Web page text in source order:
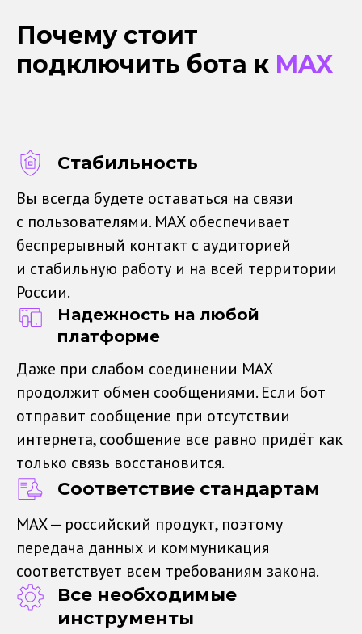
Почему стоит
подключить бота к MAX
Стабильность
Вы всегда будете оставаться на связи
с пользователями. MAX обеспечивает
беспрерывный контакт с аудиторией
и стабильную работу и на всей территории
России.
Надежность на любой
платформе
Даже при слабом соединении MAX
продолжит обмен сообщениями. Если бот
отправит сообщение при отсутствии
интернета, сообщение все равно придёт как
только связь восстановится.
Соответствие стандартам
MAX — российский продукт, поэтому
передача данных и коммуникация
соответствует всем требованиям закона.
Все необходимые
инструменты